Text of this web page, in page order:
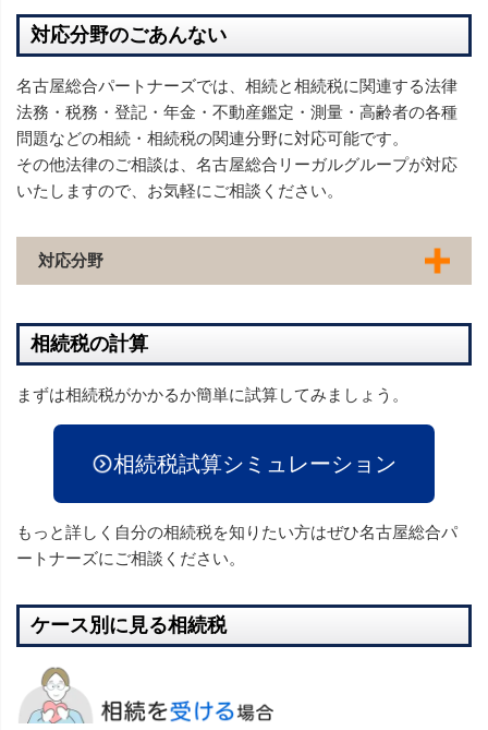
対応分野のごあんない
名古屋総合パートナーズでは、相続と相続税に関連する法律
法務・税務・登記・年金・不動産鑑定・測量・高齢者の各種
問題などの相続・相続税の関連分野に対応可能です。
その他法律のご相談は、名古屋総合リーガルグループが対応
いたしますので、お気軽にご相談ください。
対応分野
相続税の計算
まずは相続税がかかるか簡単に試算してみましょう。
相続税試算シミュレーション
もっと詳しく自分の相続税を知りたい方はぜひ名古屋総合パ
ートナーズにご相談ください。
ケース別に見る相続税